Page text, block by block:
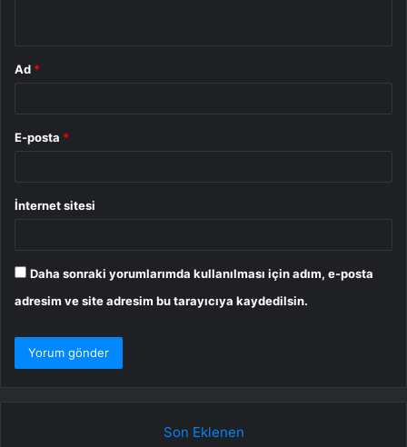
Ad *
E-posta *
İnternet sitesi
Daha sonraki yorumlarımda kullanılması için adım, e-posta
adresim ve site adresim bu tarayıcıya kaydedilsin.
Son Eklenen